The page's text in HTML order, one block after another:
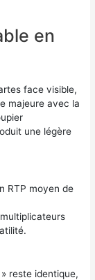
en
face visible,
majeure avec la
une légère
RTP moyen de
» reste identique,